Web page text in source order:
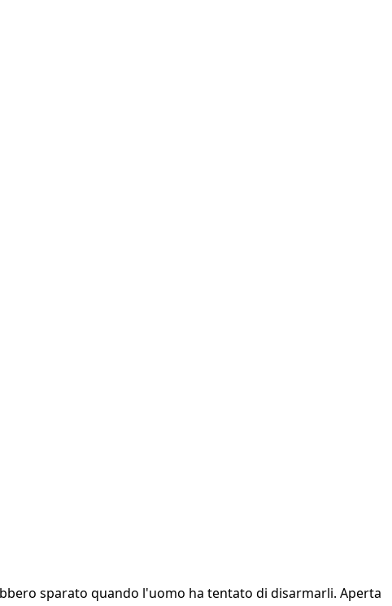
sparato quando l'uomo ha tentato di disarmarli. Aperta